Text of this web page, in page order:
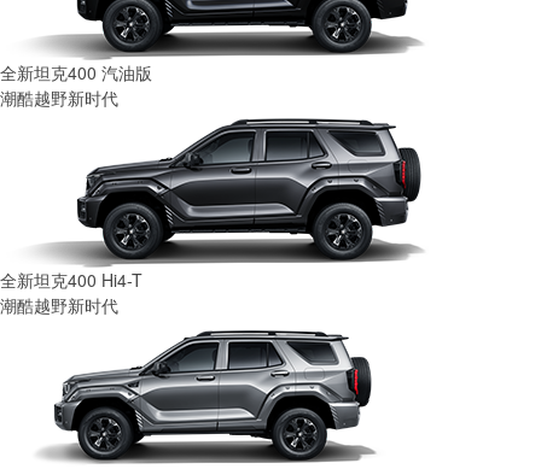
全新坦克400 汽油版
潮酷越野新时代
全新坦克400 Hi4-T
潮酷越野新时代